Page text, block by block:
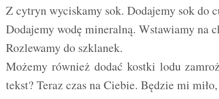
Z cytryn wyciskamy sok. Dodajemy sok do
Dodajemy wodę mineralną. Wstawiamy na
Rozlewamy do szklanek.
Możemy również dodać kostki lodu
tekst? Teraz czas na Ciebie. Będzie mi